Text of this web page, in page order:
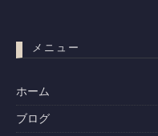
メニュー
ホーム
ブログ